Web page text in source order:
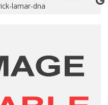
lamar-dna